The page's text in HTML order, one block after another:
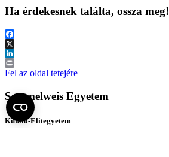
Ha érdekesnek találta, ossza meg!
Facebook
X
LinkedIn
Print
Fel az oldal tetejére
Semmelweis Egyetem
Kutató-Elitegyetem